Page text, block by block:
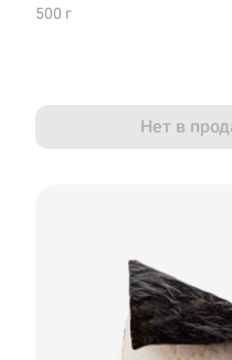
500 г
Нет в